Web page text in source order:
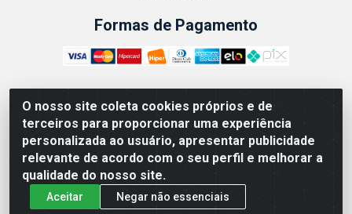
O nosso site coleta cookies próprios e de
terceiros para proporcionar uma experiência
personalizada ao usuário, apresentar publicidade
relevante de acordo com o seu perfil e melhorar a
qualidade do nosso site.
Aceitar Negar não essenciais
Formas de Pagamento
ABRASEG COMÉRCIO ATACADISTA LTDA - CNPJ:
10.894.768/0001-00 - Avenida Lobo Júnior, 1045 -
Penha Circular - Rio de Janeiro - RJ - CEP 21020-124